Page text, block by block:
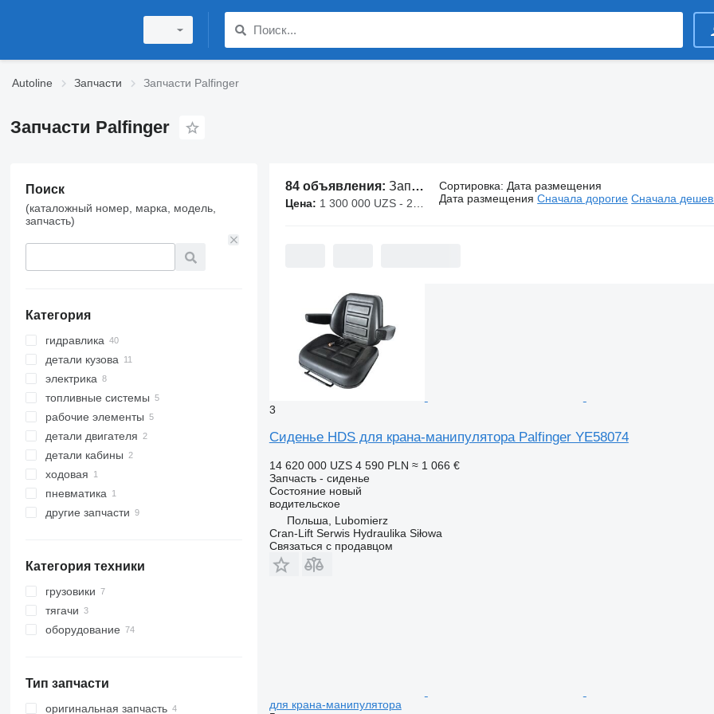
Autoline Запчасти Запчасти Palfinger
Запчасти Palfinger
Поиск
(каталожный номер, марка, модель,
запчасть)
Категория
гидравлика
гидравлические ротаторы
гидроцилиндры
гидронасосы
пульты управления гидравликой
гидрораспределители
рукава высокого давления
гидравлические баки
фильтры гидравлические
аксиально поршневые насосы
детали кузова
стрелы
подножки
другие запчасти кузова
электрика
панели приборов
блоки управления
аккумуляторы
пульты управления подвеской
кнопки управления
системы радиоуправления
топливные системы
топливные баки
рабочие элементы
другие рабочие элементы
детали двигателя
шкивы
дроссельные заслонки
детали кабины
стекла
боковые стекла
сиденья
ходовая
гидроусилители
пневматика
соленоидные клапаны
другие запчасти
крепежные элементы
Категория техники
грузовики
тягачи
оборудование
краны-манипуляторы
Тип запчасти
оригинальная запчасть
84 объявления: Запчасти Palfinger
Цена: 1 300 000 UZS - 270 000 000 UZS
Сортировка: Дата размещения
Дата размещения Сначала дорогие Сначала
3
Сиденье HDS для крана-манипулятора Palfinger YE58074
14 620 000 UZS 4 590 PLN ≈ 1 066 €
Запчасть - сиденье
Состояниеновый
водительское
Польша, Lubomierz
Cran-Lift Serwis Hydraulika Siłowa
Связаться с продавцом
для крана-манипулятора